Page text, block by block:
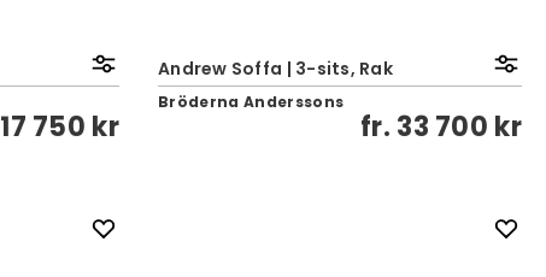
17 750 kr
Andrew Soffa | 3-sits, Rak
Bröderna Anderssons
fr. 33 700 kr